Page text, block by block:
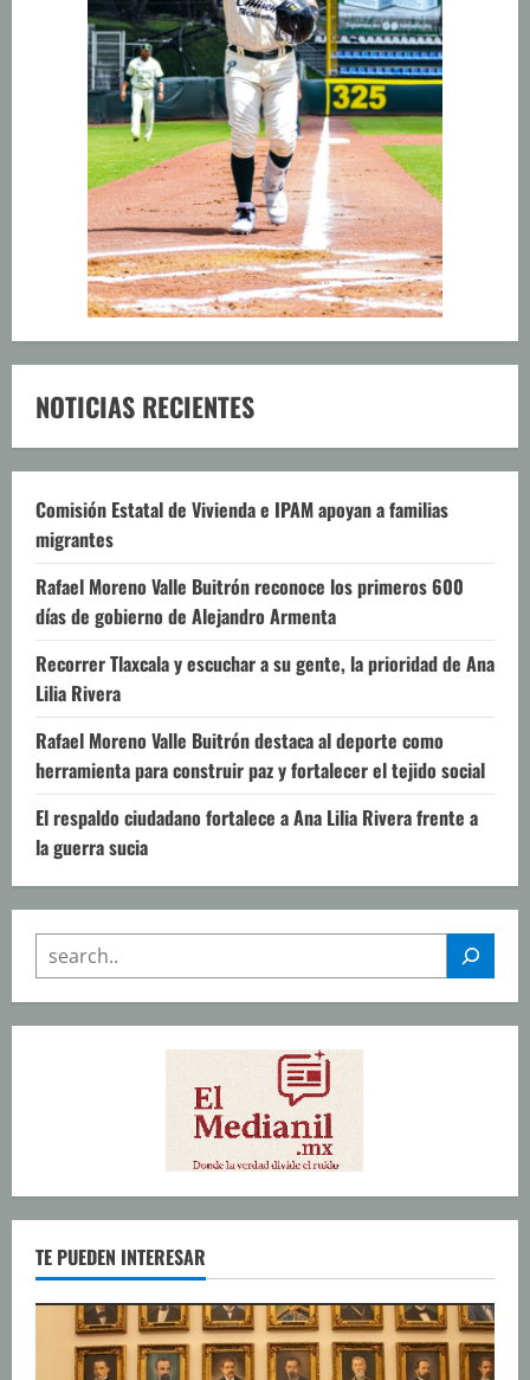
NOTICIAS RECIENTES
Comisión Estatal de Vivienda e IPAM apoyan a familias
migrantes
Rafael Moreno Valle Buitrón reconoce los primeros 600
días de gobierno de Alejandro Armenta
Recorrer Tlaxcala y escuchar a su gente, la prioridad de Ana
Lilia Rivera
Rafael Moreno Valle Buitrón destaca al deporte como
herramienta para construir paz y fortalecer el tejido social
El respaldo ciudadano fortalece a Ana Lilia Rivera frente a
la guerra sucia
SEARCH
TE PUEDEN INTERESAR